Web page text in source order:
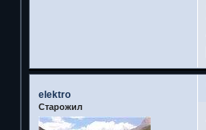
elektro
Старожил